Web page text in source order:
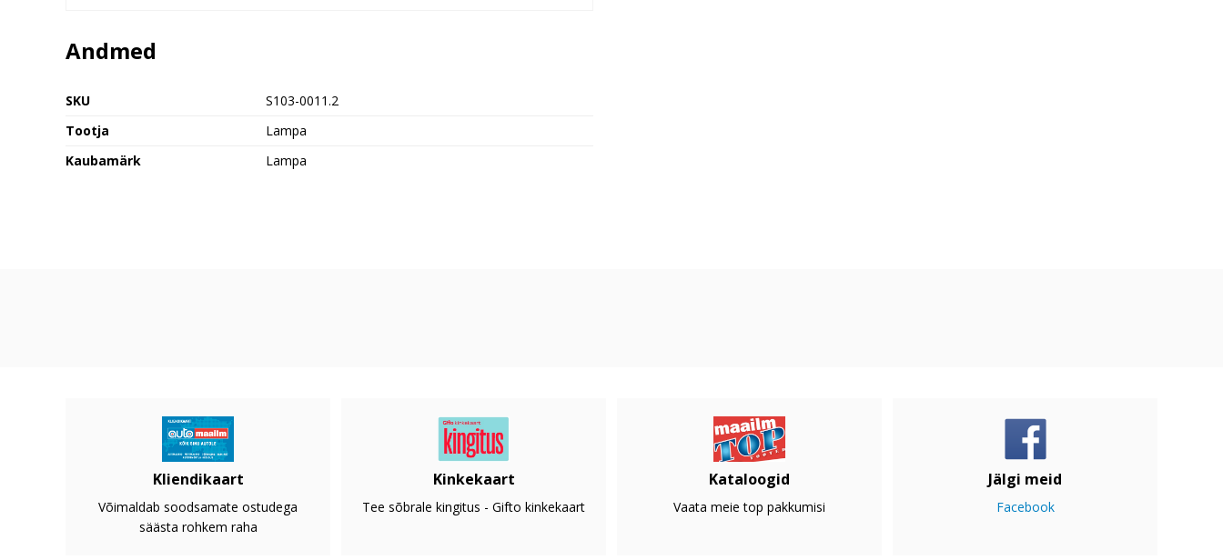
Andmed
SKU
S103-0011.2
Tootja
Lampa
Kaubamärk
Lampa
Kliendikaart
Võimaldab soodsamate ostudega
säästa rohkem raha
Kinkekaart
Tee sõbrale kingitus - Gifto kinkekaart
Kataloogid
Vaata meie top pakkumisi
Jälgi meid
Facebook